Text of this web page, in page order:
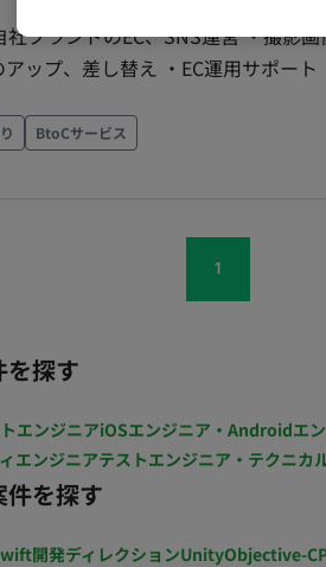
ーズ（継続的な運用・保守およ
ト稼働について 稼働スタイル：一部リモー
運営 ・撮影画像の編集業務 ・SNS（Instagram）
ート（商品登録や画像登録、文言修正な
ンドにおけるECサイトの運用サポ
BtoCサービス
1
探す
エンジニアiOSエンジニア・Androidエ
エンジニアテストエンジニア・テクニカ
を探す
開発ディレクションUnityObjective-C